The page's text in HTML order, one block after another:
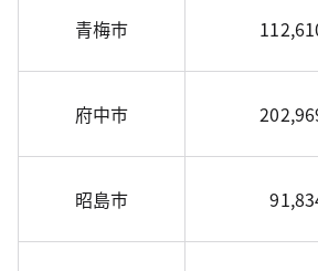
青梅市
府中市
昭島市